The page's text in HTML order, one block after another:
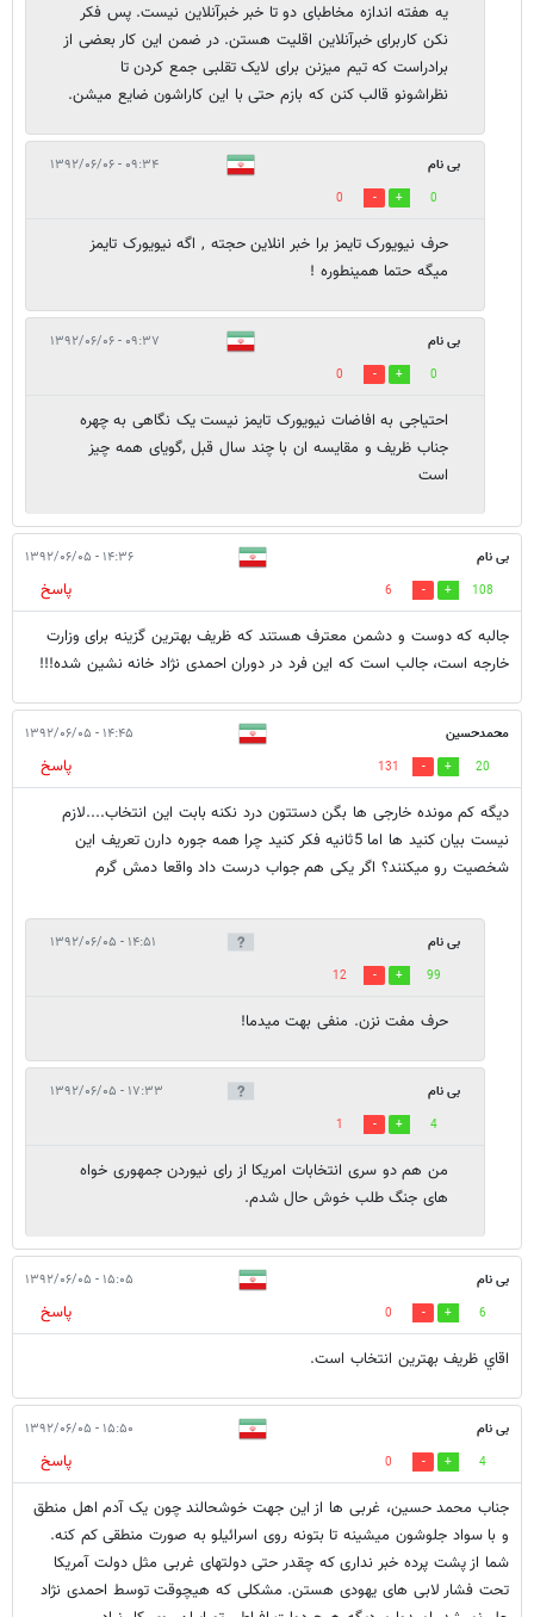
یه هفته اندازه مخاطبای دو تا خبر خبرآنلاین نیست. پس فکر
نکن کاربرای خبرآنلاین اقلیت هستن. در ضمن این کار بعضی از
برادراست که تیم میزنن برای لایک تقلبی جمع کردن تا
نظراشونو قالب کنن که بازم حتی با این کاراشون ضایع میشن.
بی نام ۰۹:۳۴ - ۱۳۹۲/۰۶/۰۶
0
0
حرف نیویورک تایمز برا خبر انلاین حجته , اگه نیویورک تایمز
میگه حتما همینطوره !
بی نام ۰۹:۳۷ - ۱۳۹۲/۰۶/۰۶
0
0
احتیاجی به افاضات نیویورک تایمز نیست یک نگاهی به چهره
جناب ظریف و مقایسه ان با چند سال قبل ,گویای همه چیز
است
بی نام ۱۴:۳۶ - ۱۳۹۲/۰۶/۰۵
108
6
پاسخ
جالبه که دوست و دشمن معترف هستند که ظریف بهترین گزینه برای وزارت
خارجه است، جالب است که این فرد در دوران احمدی نژاد خانه نشین شده!!!
محمدحسین ۱۴:۴۵ - ۱۳۹۲/۰۶/۰۵
20
131
پاسخ
دیگه کم مونده خارجی ها بگن دستتون درد نکنه بابت این انتخاب....لازم
نیست بیان کنید ها اما 5ثانیه فکر کنید چرا همه جوره دارن تعریف این
شخصیت رو میکنند؟ اگر یکی هم جواب درست داد واقعا دمش گرم
بی نام ۱۴:۵۱ - ۱۳۹۲/۰۶/۰۵
99
12
حرف مفت نزن. منفی بهت میدما!
بی نام ۱۷:۳۳ - ۱۳۹۲/۰۶/۰۵
4
1
من هم دو سری انتخابات امریکا از رای نیوردن جمهوری خواه
های جنگ طلب خوش حال شدم.
بی نام ۱۵:۰۵ - ۱۳۹۲/۰۶/۰۵
6
0
پاسخ
اقاي ظريف بهترين انتخاب است.
بی نام ۱۵:۵۰ - ۱۳۹۲/۰۶/۰۵
4
0
پاسخ
جناب محمد حسین، غربی ها از این جهت خوشحالند چون یک آدم اهل منطق
و با سواد جلوشون میشینه تا بتونه روی اسرائیلو به صورت منطقی کم کنه.
شما از پشت پرده خبر نداری که چقدر حتی دولتهای غربی مثل دولت آمریکا
تحت فشار لابی های یهودی هستن. مشکلی که هیچوقت توسط احمدی نژاد